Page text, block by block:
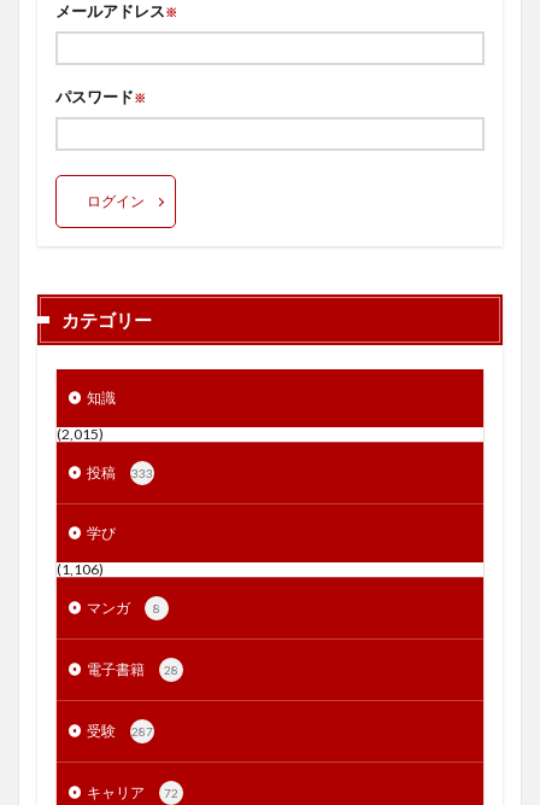
メールアドレス※
パスワード※
ログイン
カテゴリー
知識
(2,015)
投稿 333
学び
(1,106)
マンガ 8
電子書籍 28
受験 287
キャリア 72